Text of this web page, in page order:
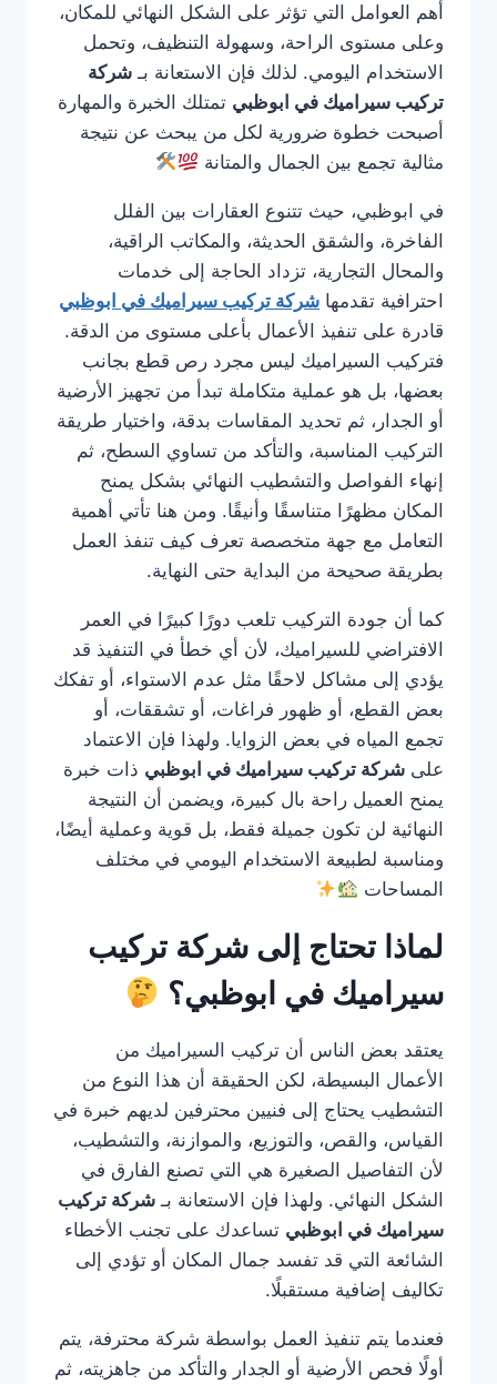
أهم العوامل التي تؤثر على الشكل النهائي للمكان،
وعلى مستوى الراحة، وسهولة التنظيف، وتحمل
الاستخدام اليومي. لذلك فإن الاستعانة بـ شركة
تركيب سيراميك في ابوظبي تمتلك الخبرة والمهارة
أصبحت خطوة ضرورية لكل من يبحث عن نتيجة
مثالية تجمع بين الجمال والمتانة
في ابوظبي، حيث تتنوع العقارات بين الفلل
الفاخرة، والشقق الحديثة، والمكاتب الراقية،
والمحال التجارية، تزداد الحاجة إلى خدمات
احترافية تقدمها شركة تركيب سيراميك في ابوظبي
قادرة على تنفيذ الأعمال بأعلى مستوى من الدقة.
فتركيب السيراميك ليس مجرد رص قطع بجانب
بعضها، بل هو عملية متكاملة تبدأ من تجهيز الأرضية
أو الجدار، ثم تحديد المقاسات بدقة، واختيار طريقة
التركيب المناسبة، والتأكد من تساوي السطح، ثم
إنهاء الفواصل والتشطيب النهائي بشكل يمنح
المكان مظهرًا متناسقًا وأنيقًا. ومن هنا تأتي أهمية
التعامل مع جهة متخصصة تعرف كيف تنفذ العمل
بطريقة صحيحة من البداية حتى النهاية.
كما أن جودة التركيب تلعب دورًا كبيرًا في العمر
الافتراضي للسيراميك، لأن أي خطأ في التنفيذ قد
يؤدي إلى مشاكل لاحقًا مثل عدم الاستواء، أو تفكك
بعض القطع، أو ظهور فراغات، أو تشققات، أو
تجمع المياه في بعض الزوايا. ولهذا فإن الاعتماد
على شركة تركيب سيراميك في ابوظبي ذات خبرة
يمنح العميل راحة بال كبيرة، ويضمن أن النتيجة
النهائية لن تكون جميلة فقط، بل قوية وعملية أيضًا،
ومناسبة لطبيعة الاستخدام اليومي في مختلف
المساحات
لماذا تحتاج إلى شركة تركيب
سيراميك في ابوظبي؟
يعتقد بعض الناس أن تركيب السيراميك من
الأعمال البسيطة، لكن الحقيقة أن هذا النوع من
التشطيب يحتاج إلى فنيين محترفين لديهم خبرة في
القياس، والقص، والتوزيع، والموازنة، والتشطيب،
لأن التفاصيل الصغيرة هي التي تصنع الفارق في
الشكل النهائي. ولهذا فإن الاستعانة بـ شركة تركيب
سيراميك في ابوظبي تساعدك على تجنب الأخطاء
الشائعة التي قد تفسد جمال المكان أو تؤدي إلى
تكاليف إضافية مستقبلًا.
فعندما يتم تنفيذ العمل بواسطة شركة محترفة، يتم
أولًا فحص الأرضية أو الجدار والتأكد من جاهزيته، ثم